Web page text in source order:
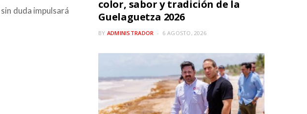
duda impulsará
color, sabor y tradición de la
Guelaguetza 2026
BY ADMINISTRADOR 6 AGOSTO, 2026